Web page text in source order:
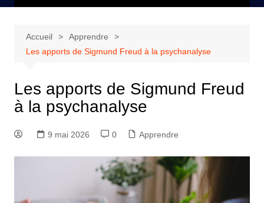
Accueil
Apprendre
Les apports de Sigmund Freud à la psychanalyse
Les apports de Sigmund Freud
à la psychanalyse
9 mai 2026 0 Apprendre